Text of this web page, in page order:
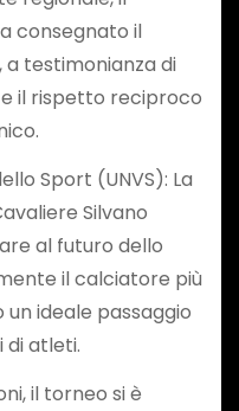
consegnato il
a testimonianza di
il rispetto reciproco
Sport (UNVS): La
Silvano
al futuro dello
il calciatore più
ideale passaggio
di atleti.
il torneo si è